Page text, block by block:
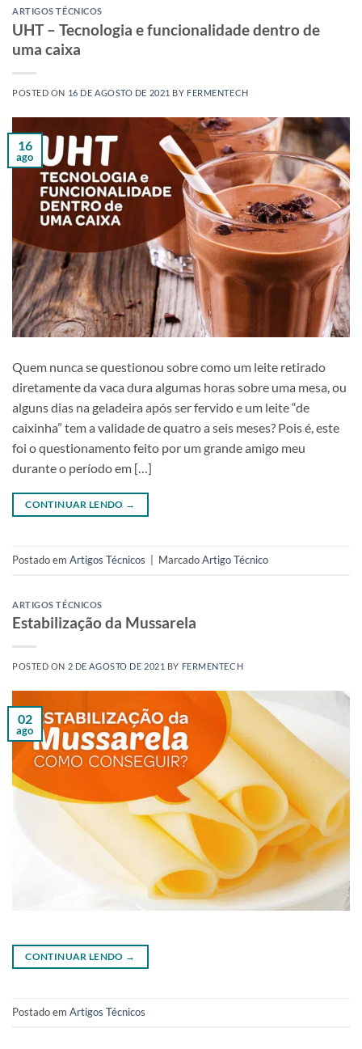
ARTIGOS TÉCNICOS
UHT – Tecnologia e funcionalidade dentro de
uma caixa
POSTED ON 16 DE AGOSTO DE 2021 BY FERMENTECH
16
ago
Quem nunca se questionou sobre como um leite retirado
diretamente da vaca dura algumas horas sobre uma mesa, ou
alguns dias na geladeira após ser fervido e um leite “de
caixinha” tem a validade de quatro a seis meses? Pois é, este
foi o questionamento feito por um grande amigo meu
durante o período em […]
CONTINUAR LENDO →
Postado em Artigos Técnicos MarcadoArtigo Técnico
ARTIGOS TÉCNICOS
Estabilização da Mussarela
POSTED ON 2 DE AGOSTO DE 2021 BY FERMENTECH
02
ago
CONTINUAR LENDO →
Postado em Artigos Técnicos